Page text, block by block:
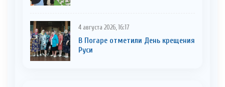
4 августа 2026, 16:17
В Погаре отметили День крещения
Руси